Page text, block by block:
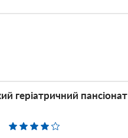
геріатричний пансіонат